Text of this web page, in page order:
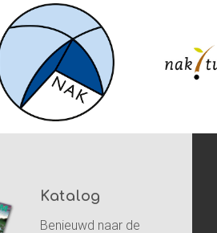
Katalog
Benieuwd naar de